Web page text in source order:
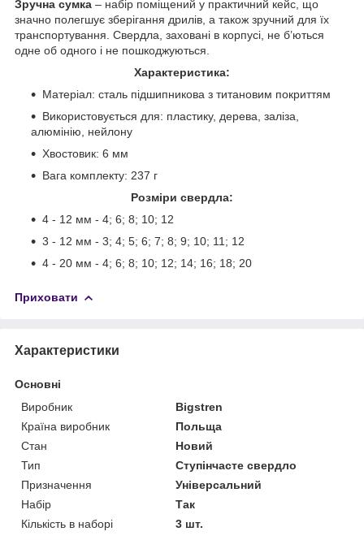
Зручна сумка – набір поміщений у практичний кейс, що
значно полегшує зберігання дрилів, а також зручний для їх
транспортування. Свердла, заховані в корпусі, не б’ються
одне об одного і не пошкоджуються.
Характеристика:
Матеріал: сталь підшипникова з титановим покриттям
Використовується для: пластику, дерева, заліза,
алюмінію, нейлону
Хвостовик: 6 мм
Вага комплекту: 237 г
Розміри свердла:
4 - 12 мм - 4; 6; 8; 10; 12
3 - 12 мм - 3; 4; 5; 6; 7; 8; 9; 10; 11; 12
4 - 20 мм - 4; 6; 8; 10; 12; 14; 16; 18; 20
Приховати
Характеристики
Основні
Виробник
Bigstren
Країна виробник
Польща
Стан
Новий
Тип
Ступінчасте свердло
Призначення
Універсальний
Набір
Так
Кількість в наборі
3 шт.